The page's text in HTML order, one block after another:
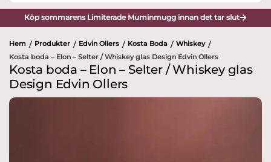
Köp sommarens Limiterade Muminmugg innan det tar slut
Hem / Produkter / Edvin Ollers / Kosta Boda / Whiskey /
Kosta boda – Elon – Selter / Whiskey glas Design Edvin Ollers
Kosta boda – Elon – Selter / Whiskey glas
Design Edvin Ollers